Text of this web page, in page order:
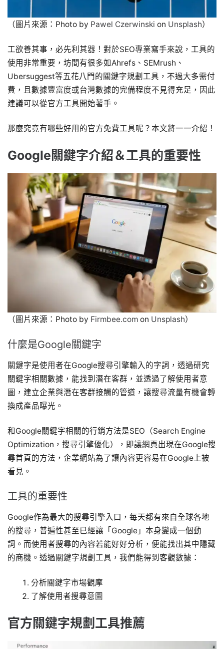
（圖片來源：Photo by Pawel Czerwinski on Unsplash）
工欲善其事，必先利其器！對於SEO專業寫手來說，工具的
使用非常重要，坊間有很多如Ahrefs、SEMrush、
Ubersuggest等五花八門的關鍵字規劃工具，不過大多需付
費，且數據豐富度或台灣數據的完備程度不見得充足，因此
建議可以從官方工具開始著手。
那麼究竟有哪些好用的官方免費工具呢？本文將一一介紹！
Google關鍵字介紹＆工具的重要性
（圖片來源：Photo by Firmbee.com on Unsplash）
什麼是Google關鍵字
關鍵字是使用者在Google搜尋引擎輸入的字詞，透過研究
關鍵字相關數據，能找到潛在客群，並透過了解使用者意
圖，建立企業與潛在客群接觸的管道，讓搜尋流量有機會轉
換成產品曝光。
和Google關鍵字相關的行銷方法是SEO（Search Engine
Optimization，搜尋引擎優化），即讓網頁出現在Google搜
尋首頁的方法，企業網站為了讓內容更容易在Google上被
看見。
工具的重要性
Google作為最大的搜尋引擎入口，每天都有來自全球各地
的搜尋，普遍性甚至已經讓「Google」本身變成一個動
詞。而使用者搜尋的內容若能好好分析，便能找出其中隱藏
的商機。透過關鍵字規劃工具，我們能得到客觀數據：
分析關鍵字市場觀摩
了解使用者搜尋意圖
官方關鍵字規劃工具推薦